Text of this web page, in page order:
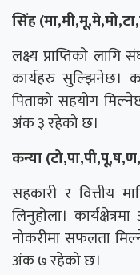
सिंह
लक्ष्य प्राप्तिको लागि
कार्यहरु सुल्झिनेछ।
पिताको सहयोग
अंक ३ रहेको छ।
कन्या
सहकारी र वित्तीय
लिनुहोला।
नोकरीमा सफलता
अंक ७ रहेको छ।